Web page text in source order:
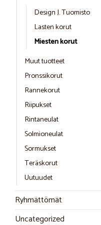
Design J. Tuomisto
Lasten korut
Miesten korut
Muut tuotteet
Pronssikorut
Rannekorut
Riipukset
Rintaneulat
Solmioneulat
Sormukset
Teräskorut
Uutuudet
Ryhmättömät
Uncategorized